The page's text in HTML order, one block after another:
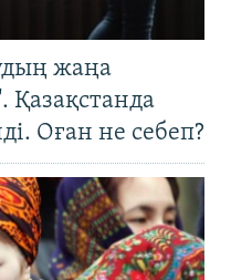
жаңа
Оған не себеп?